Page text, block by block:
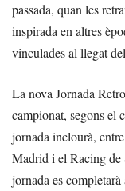
passada, quan les
inspirada en altres
vinculades al llegat
La nova Jornada
campionat, segons
jornada inclourà,
Madrid i el Racing de
jornada es